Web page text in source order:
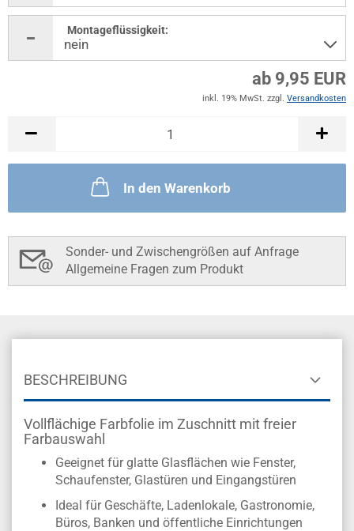
Montageflüssigkeit:
ab 9,95 EUR
inkl. 19% MwSt. zzgl. Versandkosten
In den Warenkorb
Sonder- und Zwischengrößen auf Anfrage
Allgemeine Fragen zum Produkt
BESCHREIBUNG
Vollflächige Farbfolie im Zuschnitt mit freier
Farbauswahl
Geeignet für glatte Glasflächen wie Fenster,
Schaufenster, Glastüren und Eingangstüren
Ideal für Geschäfte, Ladenlokale, Gastronomie,
Büros, Banken und öffentliche Einrichtungen